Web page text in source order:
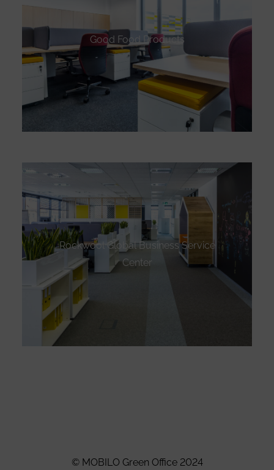
Good Food Products
Rockwool Global Business Service
Center
© MOBILO Green Office 2024